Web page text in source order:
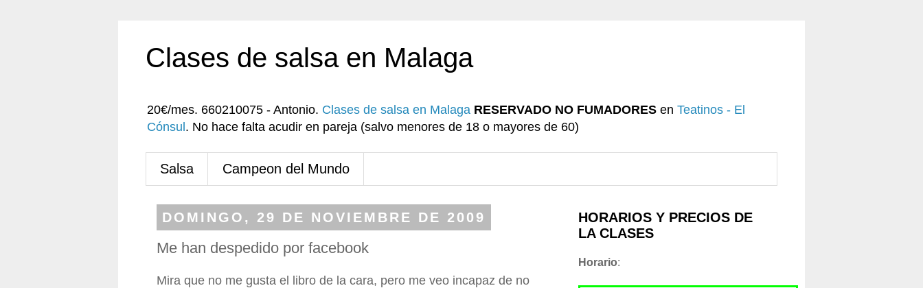
Clases de salsa en Malaga
20€/mes. 660210075 - Antonio. Clases de salsa en Malaga RESERVADO NO FUMADORES en Teatinos - El
Cónsul . No hace falta acudir en pareja (salvo menores de 18 o mayores de 60)
Salsa Campeon del Mundo
DOMINGO, 29 DE NOVIEMBRE DE 2009
Me han despedido por facebook
Mira que no me gusta el libro de la cara, pero me veo incapaz de no
HORARIOS Y PRECIOS DE
LA CLASES
Horario: